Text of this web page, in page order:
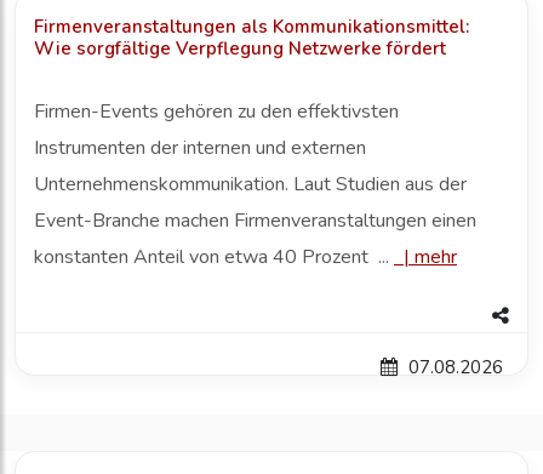
Firmenveranstaltungen als Kommunikationsmittel:
Wie sorgfältige Verpflegung Netzwerke fördert
Firmen-Events gehören zu den effektivsten
Instrumenten der internen und externen
Unternehmenskommunikation. Laut Studien aus der
Event-Branche machen Firmenveranstaltungen einen
konstanten Anteil von etwa 40 Prozent ...
| mehr
07.08.2026